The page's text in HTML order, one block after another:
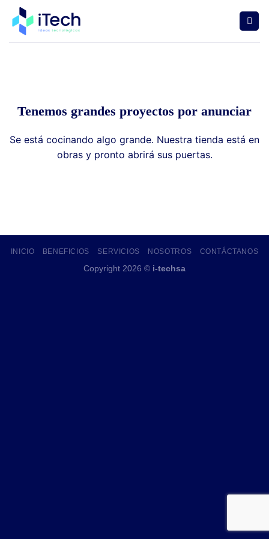
Saltar
contenido
Tenemos grandes proyectos por anunciar
Se está cocinando algo grande. Nuestra tienda está en
obras y pronto abrirá sus puertas.
INICIO BENEFICIOS SERVICIOS NOSOTROS CONTÁCTANOS
Copyright 2026 © i-techsa